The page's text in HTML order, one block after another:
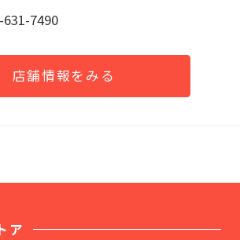
631-7490
店舗情報をみる
ア